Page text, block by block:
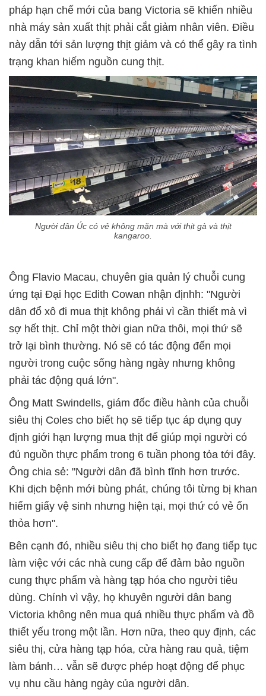
pháp hạn chế mới của bang Victoria sẽ khiến nhiều
nhà máy sản xuất thịt phải cắt giảm nhân viên. Điều
này dẫn tới sản lượng thịt giảm và có thể gây ra tình
trạng khan hiếm nguồn cung thịt.
Người dân Úc có vẻ không mặn mà với thịt gà và thịt
kangaroo.
Ông Flavio Macau, chuyên gia quản lý chuỗi cung
ứng tại Đại học Edith Cowan nhận địnhh: "Người
dân đổ xô đi mua thịt không phải vì cần thiết mà vì
sợ hết thịt. Chỉ một thời gian nữa thôi, mọi thứ sẽ
trở lại bình thường. Nó sẽ có tác động đến mọi
người trong cuộc sống hàng ngày nhưng không
phải tác động quá lớn".
Ông Matt Swindells, giám đốc điều hành của chuỗi
siêu thị Coles cho biết họ sẽ tiếp tục áp dụng quy
định giới hạn lượng mua thịt để giúp mọi người có
đủ nguồn thực phẩm trong 6 tuần phong tỏa tới đây.
Ông chia sẻ: "Người dân đã bình tĩnh hơn trước.
Khi dịch bệnh mới bùng phát, chúng tôi từng bị khan
hiếm giấy vệ sinh nhưng hiện tại, mọi thứ có vẻ ổn
thỏa hơn".
Bên cạnh đó, nhiều siêu thị cho biết họ đang tiếp tục
làm việc với các nhà cung cấp để đảm bảo nguồn
cung thực phẩm và hàng tạp hóa cho người tiêu
dùng. Chính vì vậy, họ khuyên người dân bang
Victoria không nên mua quá nhiều thực phẩm và đồ
thiết yếu trong một lần. Hơn nữa, theo quy định, các
siêu thị, cửa hàng tạp hóa, cửa hàng rau quả, tiệm
làm bánh… vẫn sẽ được phép hoạt động để phục
vụ nhu cầu hàng ngày của người dân.